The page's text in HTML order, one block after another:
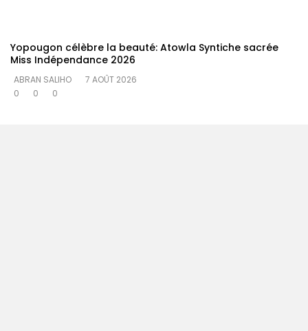
Yopougon célèbre la beauté: Atowla Syntiche sacrée
Miss Indépendance 2026
ABRAN SALIHO
7 AOÛT 2026
0
0 0